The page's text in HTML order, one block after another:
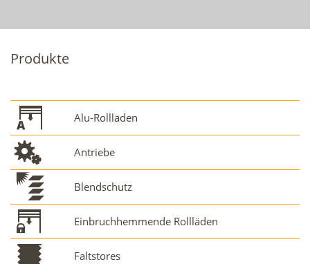
Produkte
Alu-Rollläden
Antriebe
Blendschutz
Einbruchhemmende Rollläden
Faltstores